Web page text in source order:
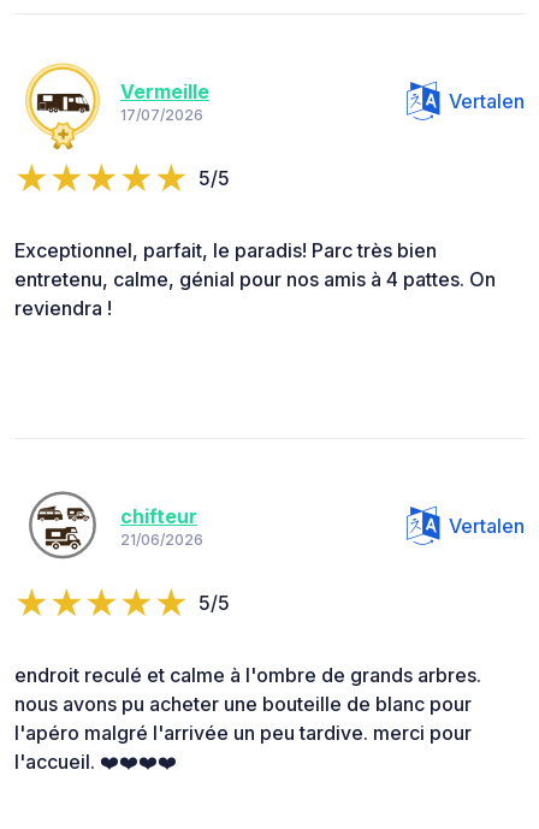
Vermeille
17/07/2026
Vertalen
5/5
Exceptionnel, parfait, le paradis! Parc très bien
entretenu, calme, génial pour nos amis à 4 pattes. On
reviendra !
chifteur
21/06/2026
Vertalen
5/5
endroit reculé et calme à l'ombre de grands arbres.
nous avons pu acheter une bouteille de blanc pour
l'apéro malgré l'arrivée un peu tardive. merci pour
l'accueil. ❤️❤️❤️❤️